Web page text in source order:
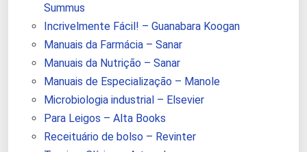
Summus
Incrivelmente Fácil! – Guanabara Koogan
Manuais da Farmácia – Sanar
Manuais da Nutrição – Sanar
Manuais de Especialização – Manole
Microbiologia industrial – Elsevier
Para Leigos – Alta Books
Receituário de bolso – Revinter